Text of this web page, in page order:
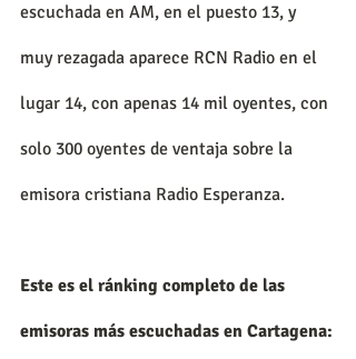
escuchada en AM, en el puesto 13, y
muy rezagada aparece RCN Radio en el
lugar 14, con apenas 14 mil oyentes, con
solo 300 oyentes de ventaja sobre la
emisora cristiana Radio Esperanza.
Este es el ránking completo de las
emisoras más escuchadas en Cartagena: